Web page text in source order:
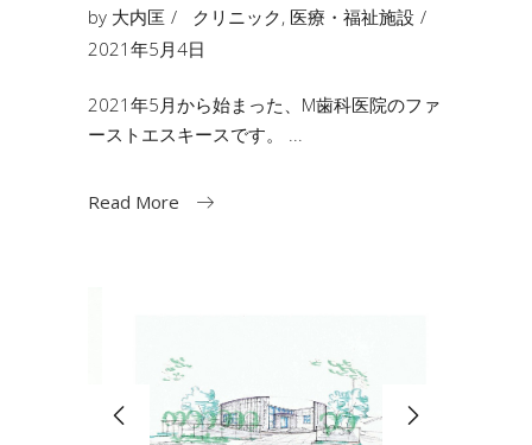
by 大内匡 クリニック, 医療・福祉施設
2021年5月4日
2021年5月から始まった、M歯科医院のファ
ーストエスキースです。
Read More